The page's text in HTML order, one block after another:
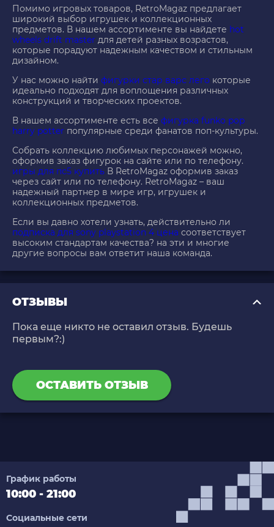
Помимо игровых товаров, RetroMagaz предлагает
широкий выбор игрушек и коллекционных
предметов. В нашем ассортименте вы найдете hot
wheels drift master для детей разных возрастов,
которые порадуют надежным качеством и стильным
дизайном.
У нас можно найти фигурки стар варс лего которые
идеально подходят для воплощения различных
конструкций и творческих проектов.
В нашем ассортименте есть все фигурка funko pop
harry potter популярные среди фанатов поп-культуры.
Собрать коллекцию любимых персонажей можно,
оформив заказ фигурок на сайте или по телефону.
игры для пс5 купить В RetroMagaz оформив заказ
через сайт или по телефону. RetroMagaz – ваш
надежный партнер в мире игр, игрушек и
коллекционных предметов.
Если вы давно хотели узнать, действительно ли
подписка для sony playstation 4 цена соответствует
высоким стандартам качества? на эти и многие
другие вопросы вам ответит наша команда.
ОТЗЫВЫ
Пока еще никто не оставил отзыв. Будешь
первым?:)
ОСТАВИТЬ ОТЗЫВ
График работы
10:00 - 21:00
Социальные сети